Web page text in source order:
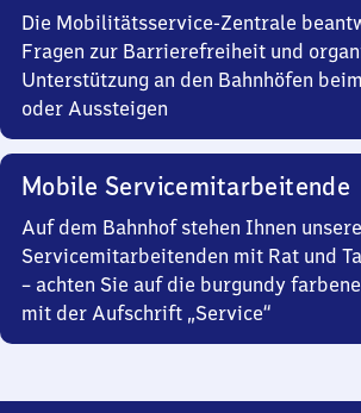
Die Mobilitätsservice-Zentrale
Fragen zur Barrierefreiheit und
Unterstützung an den Bahnhöfen
oder Aussteigen
Mobile Servicemitarbeitende
Auf dem Bahnhof stehen Ihnen
Servicemitarbeitenden mit Rat und
– achten Sie auf die burgundy
mit der Aufschrift „Service“